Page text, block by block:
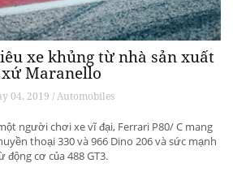
xe khủng từ ​​nhà sản xuất
xứ Maranello
04, 2019 / Automobiles
người chơi xe vĩ đại, Ferrari P80/ C mang
thoại 330 và 966 Dino 206 và sức mạnh
động cơ của 488 GT3.